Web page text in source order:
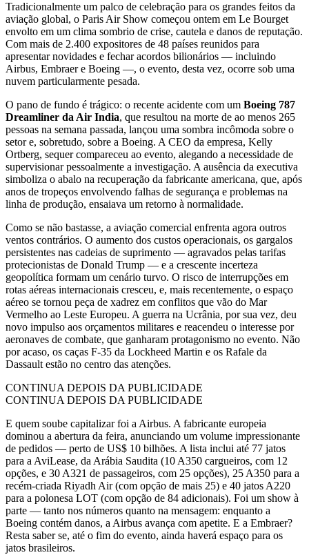
Tradicionalmente um palco de celebração para os grandes feitos da
aviação global, o Paris Air Show começou ontem em Le Bourget
envolto em um clima sombrio de crise, cautela e danos de reputação.
Com mais de 2.400 expositores de 48 países reunidos para
apresentar novidades e fechar acordos bilionários — incluindo
Airbus, Embraer e Boeing —, o evento, desta vez, ocorre sob uma
nuvem particularmente pesada.
O pano de fundo é trágico: o recente acidente com um Boeing 787
Dreamliner da Air India, que resultou na morte de ao menos 265
pessoas na semana passada, lançou uma sombra incômoda sobre o
setor e, sobretudo, sobre a Boeing. A CEO da empresa, Kelly
Ortberg, sequer compareceu ao evento, alegando a necessidade de
supervisionar pessoalmente a investigação. A ausência da executiva
simboliza o abalo na recuperação da fabricante americana, que, após
anos de tropeços envolvendo falhas de segurança e problemas na
linha de produção, ensaiava um retorno à normalidade.
Como se não bastasse, a aviação comercial enfrenta agora outros
ventos contrários. O aumento dos custos operacionais, os gargalos
persistentes nas cadeias de suprimento — agravados pelas tarifas
protecionistas de Donald Trump — e a crescente incerteza
geopolítica formam um cenário turvo. O risco de interrupções em
rotas aéreas internacionais cresceu, e, mais recentemente, o espaço
aéreo se tornou peça de xadrez em conflitos que vão do Mar
Vermelho ao Leste Europeu. A guerra na Ucrânia, por sua vez, deu
novo impulso aos orçamentos militares e reacendeu o interesse por
aeronaves de combate, que ganharam protagonismo no evento. Não
por acaso, os caças F-35 da Lockheed Martin e os Rafale da
Dassault estão no centro das atenções.
CONTINUA DEPOIS DA PUBLICIDADE
CONTINUA DEPOIS DA PUBLICIDADE
E quem soube capitalizar foi a Airbus. A fabricante europeia
dominou a abertura da feira, anunciando um volume impressionante
de pedidos — perto de US$ 10 bilhões. A lista inclui até 77 jatos
para a AviLease, da Arábia Saudita (10 A350 cargueiros, com 12
opções, e 30 A321 de passageiros, com 25 opções), 25 A350 para a
recém-criada Riyadh Air (com opção de mais 25) e 40 jatos A220
para a polonesa LOT (com opção de 84 adicionais). Foi um show à
parte — tanto nos números quanto na mensagem: enquanto a
Boeing contém danos, a Airbus avança com apetite. E a Embraer?
Resta saber se, até o fim do evento, ainda haverá espaço para os
jatos brasileiros.